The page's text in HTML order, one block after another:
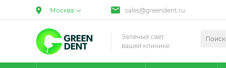
Москва sales@greendent.ru
Зелёный свет
вашей клинике